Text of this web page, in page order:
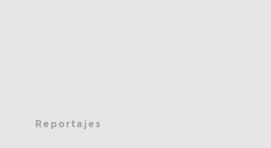
Reportajes